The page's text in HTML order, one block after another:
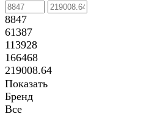
8847
61387
113928
166468
219008.64
Показать
Бренд
Все